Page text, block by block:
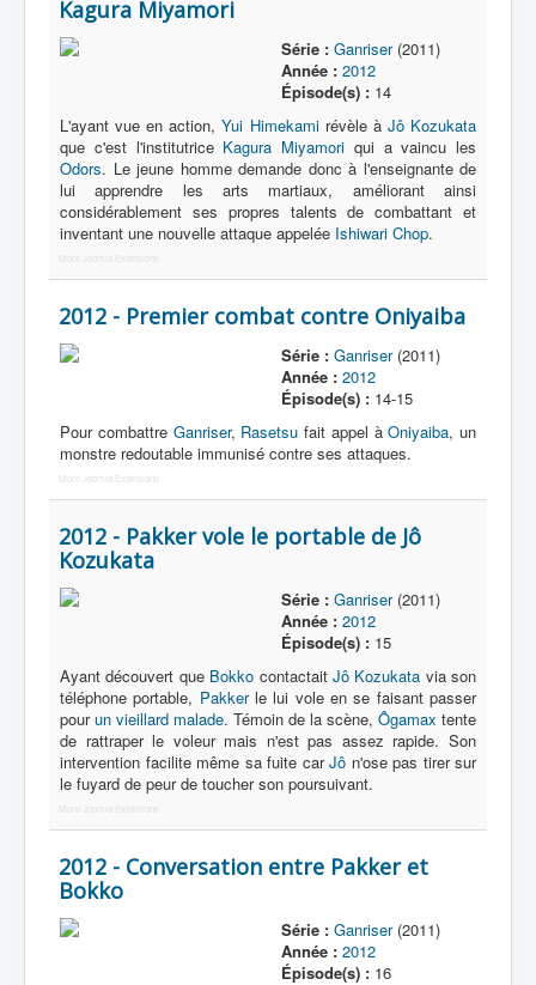
Kagura Miyamori
Série : Ganriser(2011)
Année : 2012
Épisode(s) : 14
L'ayant vue en action,Yui Himekamirévèle à Jô Kozukata
que c'est l'institutrice Kagura Miyamori qui a vaincu les
Odors. Le jeune homme demande donc à l'enseignante de
lui apprendre les arts martiaux, améliorant ainsi
considérablement ses propres talents de combattant et
inventant une nouvelle attaque appelée Ishiwari Chop.
More Joomla Extensions
2012 - Premier combat contre Oniyaiba
Série : Ganriser(2011)
Année : 2012
Épisode(s) : 14-15
Pour combattre Ganriser, Rasetsu fait appel àOniyaiba, un
monstre redoutable immunisé contre ses attaques.
More Joomla Extensions
2012 - Pakker vole le portable de Jô
Kozukata
Série : Ganriser(2011)
Année : 2012
Épisode(s) : 15
Ayant découvert que Bokko contactait Jô Kozukata via son
téléphone portable, Pakkerle lui vole en se faisant passer
pourun vieillard malade. Témoin de la scène, Ôgamax tente
de rattraper le voleur mais n'est pas assez rapide. Son
intervention facilite même sa fuite carJô n'ose pas tirer sur
le fuyard de peur de toucher son poursuivant.
More Joomla Extensions
2012 - Conversation entre Pakker et
Bokko
Série : Ganriser(2011)
Année : 2012
Épisode(s) : 16